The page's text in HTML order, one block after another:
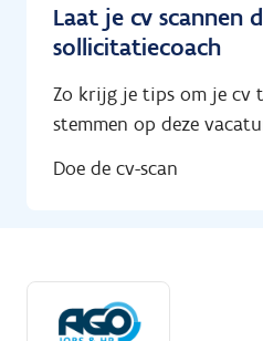
Laat je cv scannen
sollicitatiecoach
Zo krijg je tips om je cv
stemmen op deze
Doe de cv-scan